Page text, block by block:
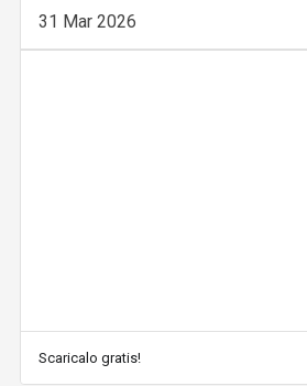
31 Mar 2026
Scaricalo gratis!